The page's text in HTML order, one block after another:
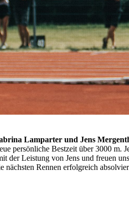
Lamparter und Jens
persönliche Bestzeit über 3000 m.
der Leistung von Jens und freuen
nächsten Rennen erfolgreich